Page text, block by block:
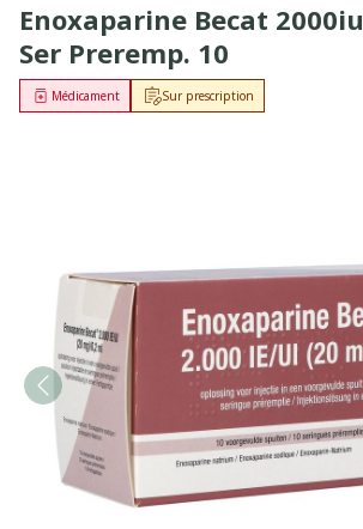
Enoxaparine Becat
Ser Preremp. 10
Sur prescription
Médicament